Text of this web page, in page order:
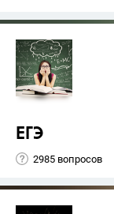
ЕГЭ
2985 вопросов